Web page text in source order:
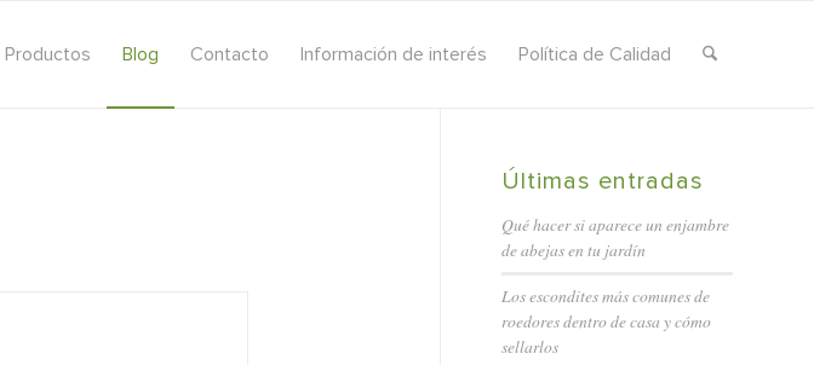
Productos Blog Contacto Información de interés Política de Calidad
Últimas entradas
Qué hacer si aparece un enjambre
de abejas en tu jardín
Los escondites más comunes de
roedores dentro de casa y cómo
sellarlos